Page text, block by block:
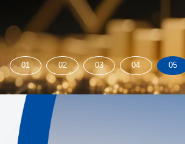
01 02 03 04 05